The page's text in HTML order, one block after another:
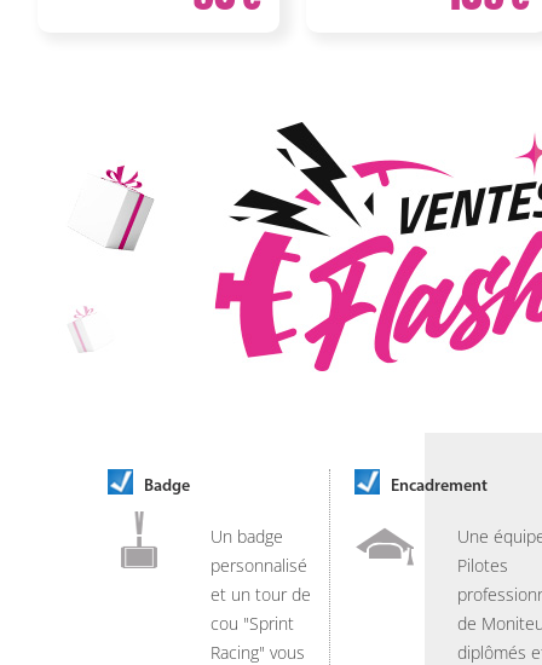
Badge
Un badge
personnalisé
et un tour de
cou "Sprint
Racing" vous
Encadrement
Une
Pilotes
de
diplômés